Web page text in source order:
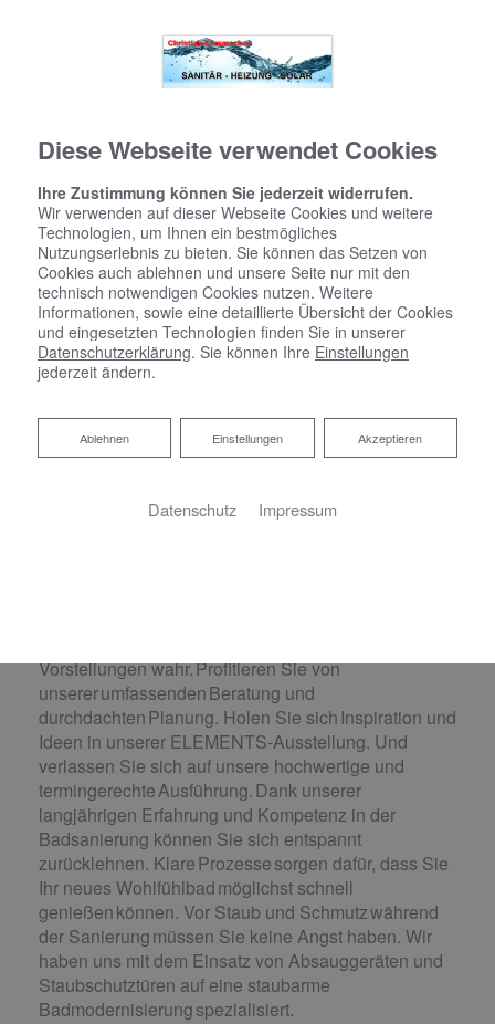
Badsanierung:
Vorstellungen wahr. Profitieren Sie von
unserer umfassenden Beratung und
durchdachten Planung. Holen Sie sich Inspiration und
Ideen in unserer ELEMENTS-Ausstellung. Und
verlassen Sie sich auf unsere hochwertige und
termingerechte Ausführung. Dank unserer
langjährigen Erfahrung und Kompetenz in der
Badsanierung können Sie sich entspannt
zurücklehnen. Klare Prozesse sorgen dafür, dass Sie
Ihr neues Wohlfühlbad möglichst schnell
genießen können. Vor Staub und Schmutz während
der Sanierung müssen Sie keine Angst haben. Wir
haben uns mit dem Einsatz von Absauggeräten und
Staubschutztüren auf eine staubarme
Badmodernisierung spezialisiert.
Diese Webseite verwendet Cookies
Ihre Zustimmung können Sie jederzeit widerrufen.
Wir verwenden auf dieser Webseite Cookies und weitere
Technologien, um Ihnen ein bestmögliches
Nutzungserlebnis zu bieten. Sie können das Setzen von
Cookies auch ablehnen und unsere Seite nur mit den
technisch notwendigen Cookies nutzen. Weitere
Informationen, sowie eine detaillierte Übersicht der Cookies
und eingesetzten Technologien finden Sie in unserer
Datenschutzerklärung. Sie können Ihre Einstellungen
jederzeit ändern.
Akzeptieren
Einstellungen
Ablehnen
Ablehnen
Datenschutz Impressum